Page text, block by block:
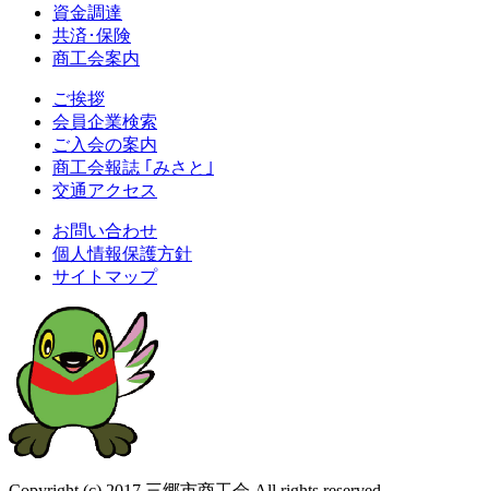
資金調達
共済･保険
商工会案内
ご挨拶
会員企業検索
ご入会の案内
商工会報誌 ｢みさと｣
交通アクセス
お問い合わせ
個人情報保護方針
サイトマップ